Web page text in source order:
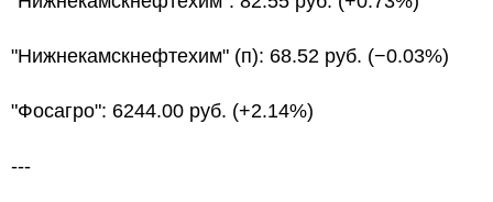
"Нижнекамскнефтехим" (п): 68.52 руб. (−0.03%)
"Фосагро": 6244.00 руб. (+2.14%)
---